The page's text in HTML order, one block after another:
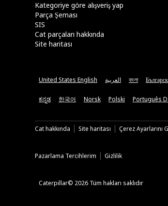
Kategoriye göre alışveriş yap
Parça Şeması
SIS
Cat parçaları hakkında
Site haritası
United States English العربية বাংলা
ಕನ್ನಡ 한국어 Norsk Polski Português
Cat hakkında Site haritası Çerez Ayarlarını
Pazarlama Tercihlerim Gizlilik
Caterpillar© 2026 Tüm hakları saklıdır